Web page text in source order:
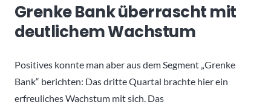
Grenke Bank überrascht mit
deutlichem Wachstum
Positives konnte man aber aus dem Segment „Grenke
Bank“ berichten: Das dritte Quartal brachte hier ein
erfreuliches Wachstum mit sich. Das